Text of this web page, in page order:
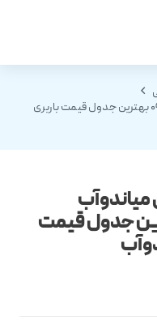
لیست باربری های میاندوآب ⭐️09142642005 بهترین جدول قیمت باربری
بهترین جدول قیمت